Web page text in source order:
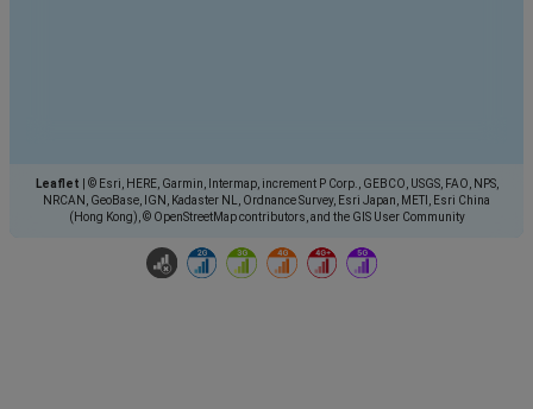
Leaflet
© Esri, HERE, Garmin, Intermap, increment P Corp., GEBCO, USGS, FAO, NPS,
NRCAN, GeoBase, IGN, Kadaster NL, Ordnance Survey, Esri Japan, METI, Esri China
(Hong Kong), © OpenStreetMap contributors, and the GIS User Community